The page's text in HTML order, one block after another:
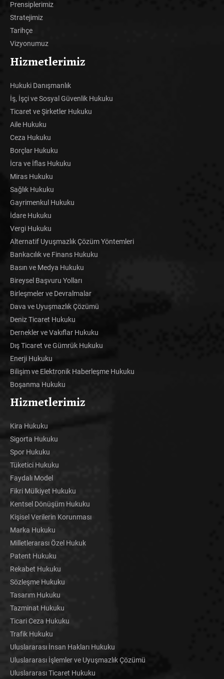
Prensiplerimiz
Stratejimiz
Tarihçe
Vizyonumuz
Hizmetlerimiz
Hukuki Danışmanlık
İş, İşçi ve Sosyal Güvenlik Hukuku
Ticaret ve Şirketler Hukuku
Aile Hukuku
Ceza Hukuku
Borçlar Hukuku
İcra ve İflas Hukuku
Miras Hukuku
Sağlık Hukuku
Gayrimenkul Hukuku
İdare Hukuku
Vergi Hukuku
Alternatif Uyuşmazlık Çözüm Yöntemleri
Bankacılık ve Finans Hukuku
Basın ve Medya Hukuku
Bireysel Başvuru Yolları
Birleşmeler ve Devralmalar
Dava ve Uyuşmazlık Çözümü
Deniz Ticaret Hukuku
Dernekler ve Vakıflar Hukuku
Dış Ticaret ve Gümrük Hukuku
Enerji Hukuku
Bilişim ve Elektronik Haberleşme Hukuku
Boşanma Hukuku
Hizmetlerimiz
Kira Hukuku
Sigorta Hukuku
Spor Hukuku
Tüketici Hukuku
Faydalı Model
Fikri Mülkiyet Hukuku
Kentsel Dönüşüm Hukuku
Kişisel Verilerin Korunması
Marka Hukuku
Milletlerarası Özel Hukuk
Patent Hukuku
Rekabet Hukuku
Sözleşme Hukuku
Tasarım Hukuku
Tazminat Hukuku
Ticari Ceza Hukuku
Trafik Hukuku
Uluslararası İnsan Hakları Hukuku
Uluslararası İşlemler ve Uyuşmazlık Çözümü
Uluslararası Ticaret Hukuku